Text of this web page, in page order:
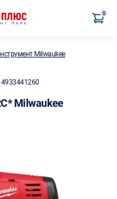
0
Milwaukee
4933441260
Milwaukee